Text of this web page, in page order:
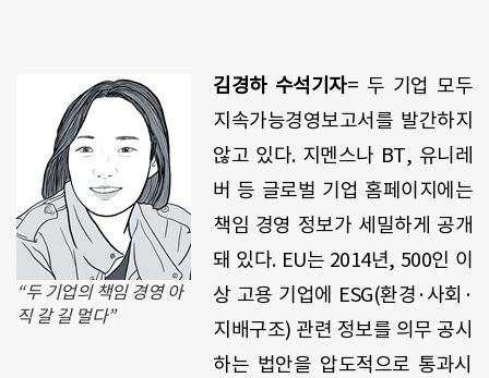
“두 기업의 책임 경영 아
직 갈 길 멀다”
김경하 수석기자= 두 기업 모두
지속가능경영보고서를 발간하지
않고 있다. 지멘스나 BT, 유니레
버 등 글로벌 기업 홈페이지에는
책임 경영 정보가 세밀하게 공개
돼 있다. EU는 2014년, 500인 이
상 고용 기업에 ESG(환경·사회·
지배구조) 관련 정보를 의무 공시
하는 법안을 압도적으로 통과시